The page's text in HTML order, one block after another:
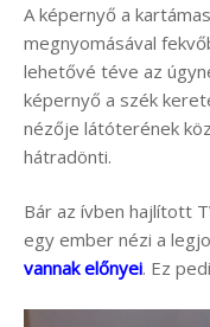
A képernyő a
megnyomásával
lehetővé téve az
képernyő a szék
nézője látóterének
hátradönti.
Bár az ívben hajlított
egy ember nézi a
vannak előnyei. Ez